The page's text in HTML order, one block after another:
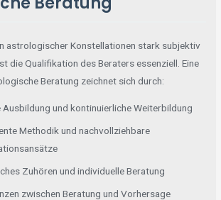
astrologischer Konstellationen stark subjektiv
die Qualifikation des Beraters essenziell. Eine
Beratung zeichnet sich durch:
Ausbildung und kontinuierliche Weiterbildung
Methodik und nachvollziehbare
Zuhören und individuelle Beratung
zwischen Beratung und Vorhersage